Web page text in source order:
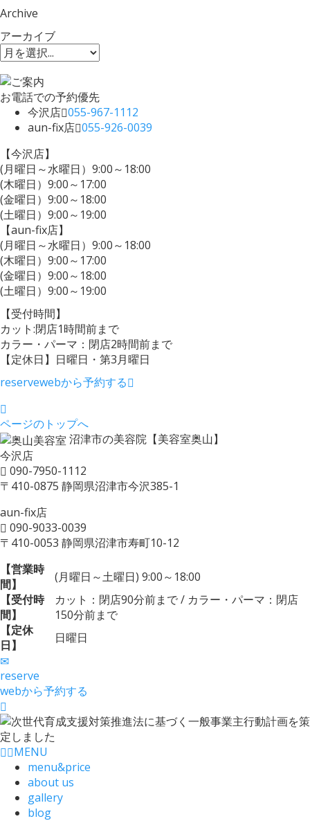
Archive
アーカイブ
お電話での予約優先
今沢店 055-967-1112
aun-fix店 055-926-0039
【今沢店】
(月曜日～水曜日）9:00～18:00
(木曜日）9:00～17:00
(金曜日）9:00～18:00
(土曜日）9:00～19:00
【aun-fix店】
(月曜日～水曜日）9:00～18:00
(木曜日）9:00～17:00
(金曜日）9:00～18:00
(土曜日）9:00～19:00
【受付時間】
カット:閉店1時間前まで
カラー・パーマ：閉店2時間前まで
【定休日】日曜日・第3月曜日
reservewebから予約する
ページのトップへ
沼津市の美容院【美容室奥山】
今沢店
090-7950-1112
〒410-0875 静岡県沼津市今沢385-1
aun-fix店
090-9033-0039
〒410-0053 静岡県沼津市寿町10-12
【営業時
間】
(月曜日～土曜日) 9:00～18:00
【受付時
間】
カット：閉店90分前まで / カラー・パーマ：閉店
150分前まで
【定休
日】
日曜日
reserve
webから予約する
MENU
menu&price
about us
gallery
blog